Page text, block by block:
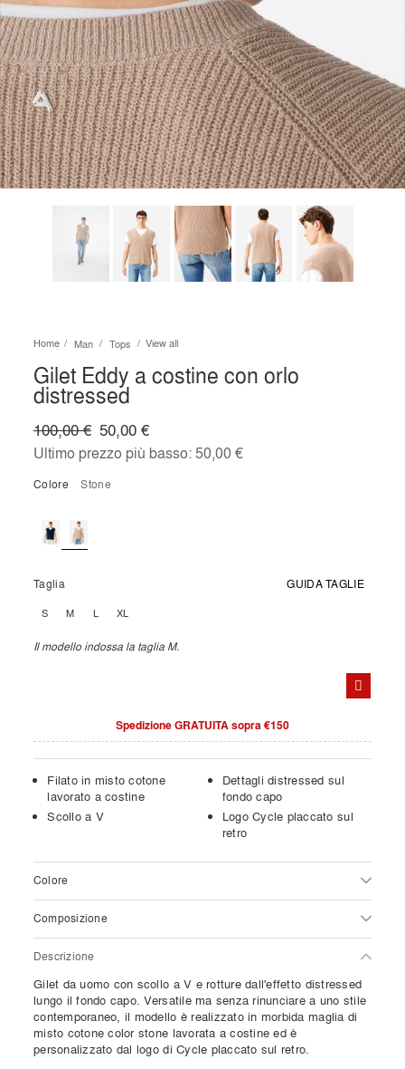
Home Man Tops View all
Gilet Eddy a costine con orlo
distressed
50,00 €
100,00 €
Ultimo prezzo più basso:50,00 €
Colore stone
Taglia GUIDA TAGLIE
S M L XL
Il modello indossa la taglia M.
Spedizione GRATUITA sopra €150
Filato in misto cotone
lavorato a costine
Scollo a V
Dettagli distressed sul
fondo capo
Logo Cycle placcato sul
retro
Colore
Composizione
Descrizione
Gilet da uomo con scollo a V e rotture dall'effetto distressed
lungo il fondo capo. Versatile ma senza rinunciare a uno stile
contemporaneo, il modello è realizzato in morbida maglia di
misto cotone color stone lavorata a costine ed è
personalizzato dal logo di Cycle placcato sul retro.